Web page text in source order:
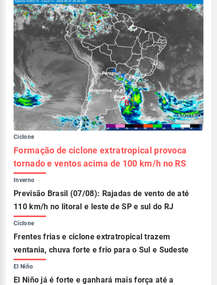
Ciclone
Formação de ciclone extratropical provoca
tornado e ventos acima de 100 km/h no RS
Inverno
Previsão Brasil (07/08): Rajadas de vento de até
110 km/h no litoral e leste de SP e sul do RJ
Ciclone
Frentes frias e ciclone extratropical trazem
ventania, chuva forte e frio para o Sul e Sudeste
El Niño
El Niño já é forte e ganhará mais força até a